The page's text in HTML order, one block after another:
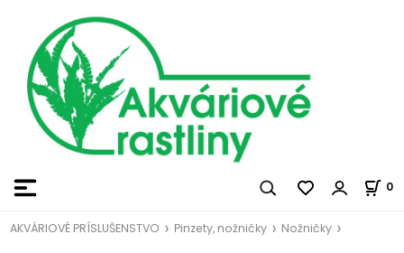
0
AKVÁRIOVÉ PRÍSLUŠENSTVO Pinzety, nožničky Nožničky